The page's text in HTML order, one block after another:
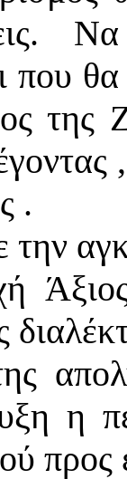
που
της
.
την
η
προς